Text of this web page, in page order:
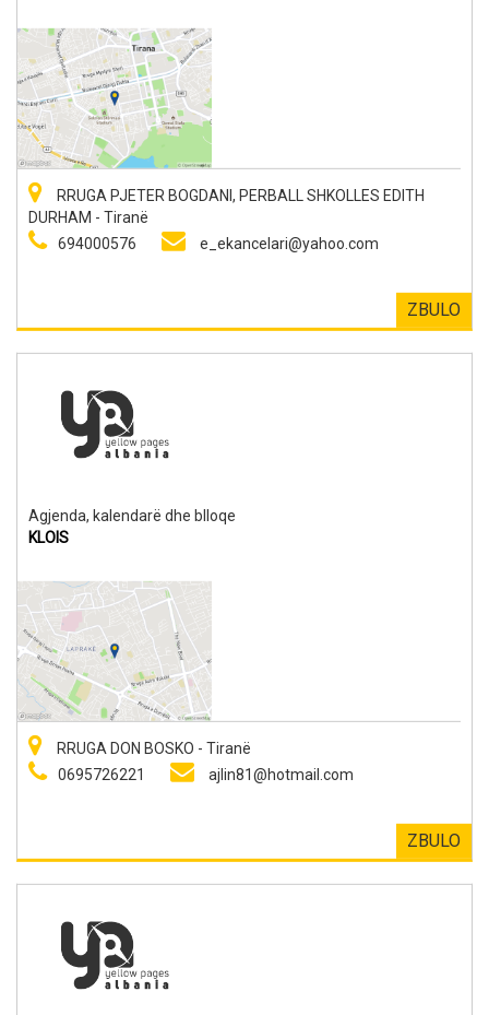
RRUGA PJETER BOGDANI, PERBALL SHKOLLES EDITH
DURHAM - Tiranë
694000576
e_ekancelari@yahoo.com
ZBULO
Agjenda, kalendarë dhe blloqe
KLOIS
RRUGA DON BOSKO - Tiranë
0695726221
ajlin81@hotmail.com
ZBULO